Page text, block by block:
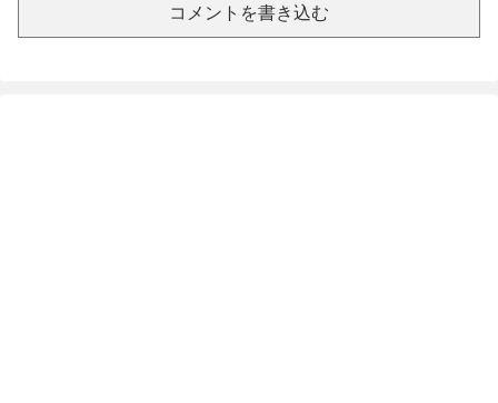
コメントを書き込む